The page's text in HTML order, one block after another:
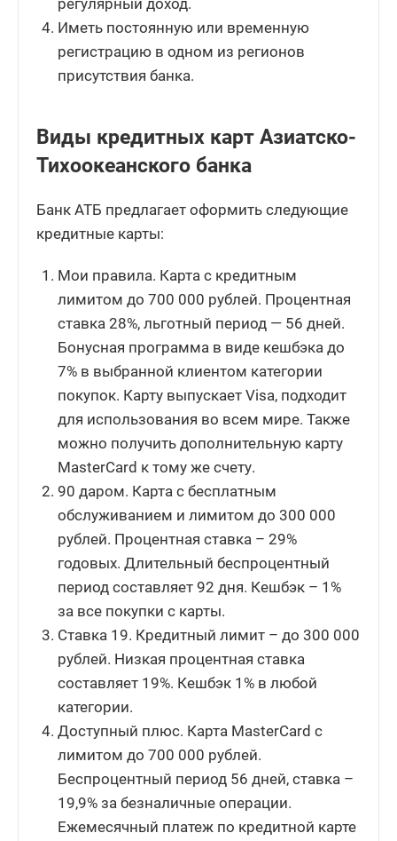
регулярный доход.
Иметь постоянную или временную
регистрацию в одном из регионов
присутствия банка.
Виды кредитных карт Азиатско-
Тихоокеанского банка
Банк АТБ предлагает оформить следующие
кредитные карты:
Мои правила. Карта с кредитным
лимитом до 700 000 рублей. Процентная
ставка 28%, льготный период — 56 дней.
Бонусная программа в виде кешбэка до
7% в выбранной клиентом категории
покупок. Карту выпускает Visa, подходит
для использования во всем мире. Также
можно получить дополнительную карту
MasterCard к тому же счету.
90 даром. Карта с бесплатным
обслуживанием и лимитом до 300 000
рублей. Процентная ставка – 29%
годовых. Длительный беспроцентный
период составляет 92 дня. Кешбэк – 1%
за все покупки с карты.
Ставка 19. Кредитный лимит – до 300 000
рублей. Низкая процентная ставка
составляет 19%. Кешбэк 1% в любой
категории.
Доступный плюс. Карта MasterCard с
лимитом до 700 000 рублей.
Беспроцентный период 56 дней, ставка –
19,9% за безналичные операции.
Ежемесячный платеж по кредитной карте